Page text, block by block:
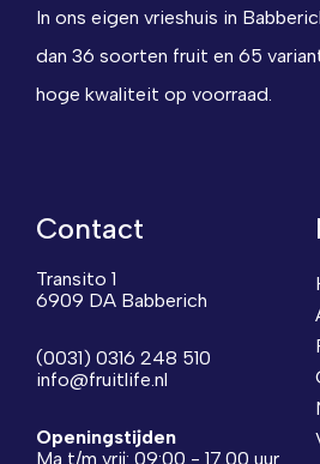
In ons eigen vrieshuis in
dan 36 soorten fruit en 65
hoge kwaliteit op voorraad.
Contact
Transito 1
6909 DA Babberich
(0031) 0316 248 510
info@fruitlife.nl
Openingstijden
Ma t/m vrij: 09:00 - 17.00 uur